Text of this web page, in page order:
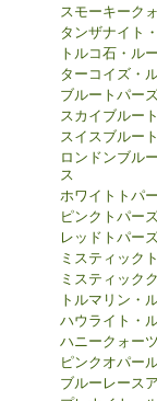
スモーキーク
タンザナイト
トルコ石・ル
ターコイズ・
ブルートパー
スカイブルー
スイスブルー
ロンドンブル
ス
ホワイトトパ
ピンクトパー
レッドトパー
ミスティック
ミスティック
トルマリン・
ハウライト・
ハニークォー
ピンクオパー
ブルーレース